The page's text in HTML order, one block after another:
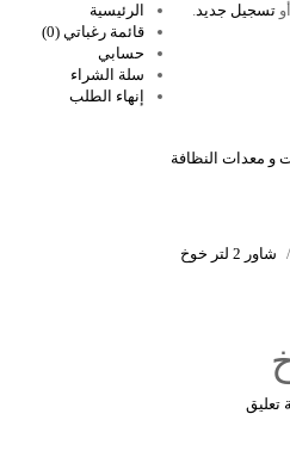
أو تسجيل جديد.
الرئيسية
قائمة رغباتي (0)
حسابي
سلة الشراء
إنهاء الطلب
شاور 2 لتر خوخ
تعليق